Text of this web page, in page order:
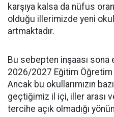
karşıya kalsa da nüfus
olduğu illerimizde yeni
artmaktadır.
Bu sebepten inşaası sona
2026/2027 Eğitim Öğretim
Ancak bu okullarımızın
geçtiğimiz il içi, iller arası
tercihe açık olmadığı